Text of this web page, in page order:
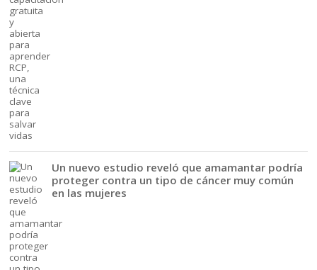
Un nuevo estudio reveló que amamantar podría
proteger contra un tipo de cáncer muy común
en las mujeres